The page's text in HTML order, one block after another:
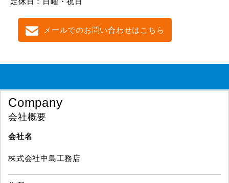
メールでのお問い合わせはこちら
Company
会社概要
会社名
株式会社中島工務店